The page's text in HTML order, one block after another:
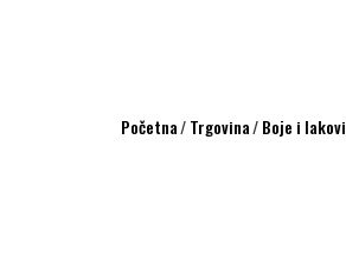
Početna/Trgovina/Boje i lakovi